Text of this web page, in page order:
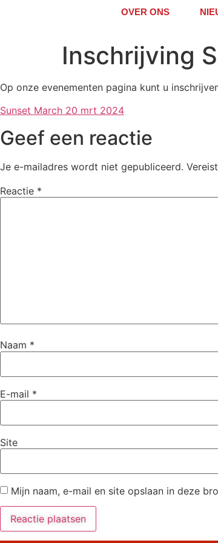
OVER ONS
Inschrijving
Op onze evenementen pagina kunt u
Sunset March 20 mrt 2024
Geef een reactie
Je e-mailadres wordt niet gepubliceerd.
Reactie *
Naam *
E-mail *
Site
Mijn naam, e-mail en site opslaan in deze